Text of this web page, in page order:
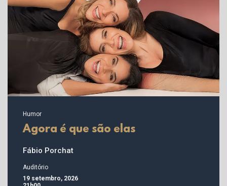
Humor
Agora é que são elas
Fábio Porchat
Auditório
19 setembro, 2026